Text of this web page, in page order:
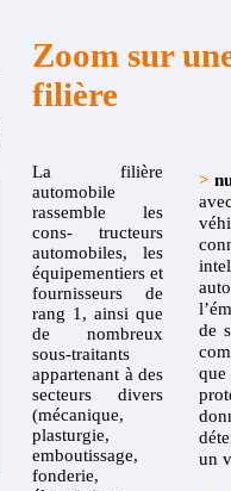
Zoom sur
filière
La filière
automobile
rassemble les
cons- tructeurs
automobiles, les
équipementiers et
fournisseurs de
rang 1, ainsi que
de nombreux
sous-traitants
appartenant à des
secteurs divers
(mécanique,
plasturgie,
emboutissage,
fonderie,
>
de
un